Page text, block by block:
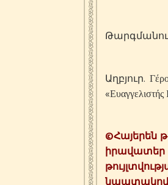
Աղբյուր.
©Հայերեն
իրավատեր